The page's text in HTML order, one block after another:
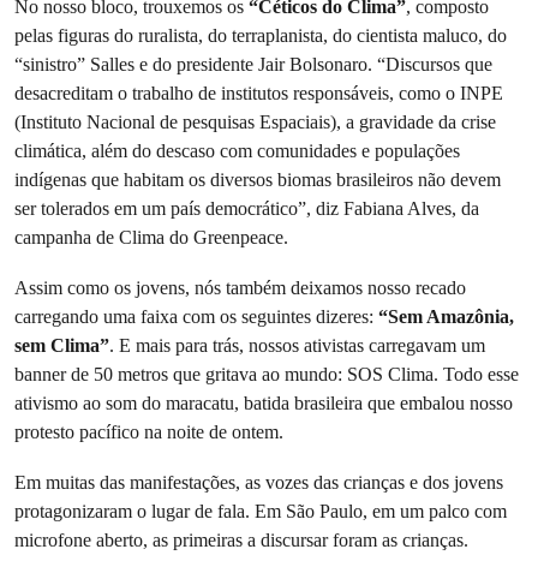
No nosso bloco, trouxemos os “Céticos do Clima”, composto
pelas figuras do ruralista, do terraplanista, do cientista maluco, do
“sinistro” Salles e do presidente Jair Bolsonaro. “Discursos que
desacreditam o trabalho de institutos responsáveis, como o INPE
(Instituto Nacional de pesquisas Espaciais), a gravidade da crise
climática, além do descaso com comunidades e populações
indígenas que habitam os diversos biomas brasileiros não devem
ser tolerados em um país democrático”, diz Fabiana Alves, da
campanha de Clima do Greenpeace.
Assim como os jovens, nós também deixamos nosso recado
carregando uma faixa com os seguintes dizeres: “Sem Amazônia,
sem Clima”. E mais para trás, nossos ativistas carregavam um
banner de 50 metros que gritava ao mundo: SOS Clima. Todo esse
ativismo ao som do maracatu, batida brasileira que embalou nosso
protesto pacífico na noite de ontem.
Em muitas das manifestações, as vozes das crianças e dos jovens
protagonizaram o lugar de fala. Em São Paulo, em um palco com
microfone aberto, as primeiras a discursar foram as crianças.